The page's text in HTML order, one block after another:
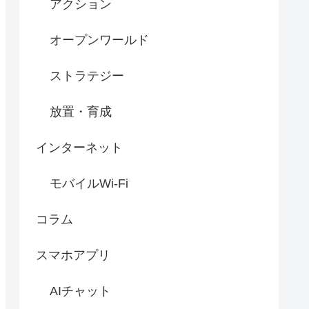
アクション
オープンワールド
ストラテジー
放置・育成
インターネット
モバイルWi-Fi
コラム
スマホアプリ
AIチャット